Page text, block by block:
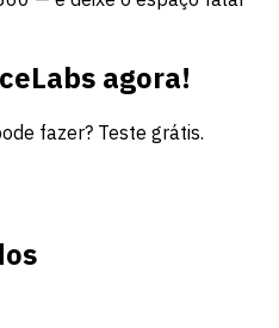
agora!
fazer? Teste grátis.